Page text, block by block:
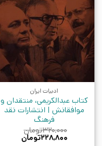
ادبیات ایران
کتاب عبدالکریمی، منتقدان‌ و
موافقانش | انتشارات نقد
فرهنگ
۳۲۰,۰۰۰تومان
قیمت
۲۲۸,۸۰۰تومان